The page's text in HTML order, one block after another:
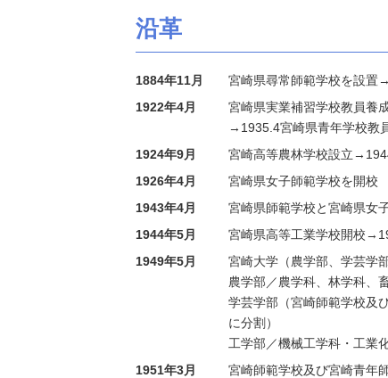
沿革
1884年11月
宮崎県尋常師範学校を設置
1922年4月
宮崎県実業補習学校教員養
→1935.4宮崎県青年学校教
1924年9月
宮崎高等農林学校設立
1926年4月
宮崎県女子師範学校を開校
1943年4月
宮崎県師範学校と宮崎県女
1944年5月
宮崎県高等工業学校開校
1949年5月
宮崎大学（農学部、学芸学
農学部／農学科、林学科、
学芸学部（宮崎師範学校及
に分割）
工学部／機械工学科・工業
1951年3月
宮崎師範学校及び宮崎青年